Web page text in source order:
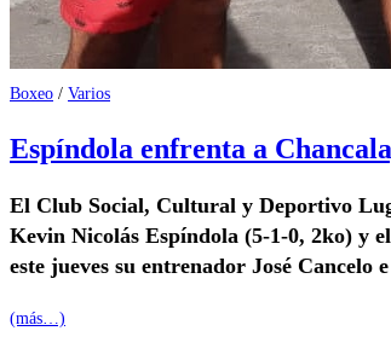
Boxeo / Varios
Espíndola enfrenta a
El Club Social, Cultural y Deportivo
Kevin Nicolás Espíndola (5-1-0, 2ko) y
este jueves su entrenador José Cancelo
(más…)